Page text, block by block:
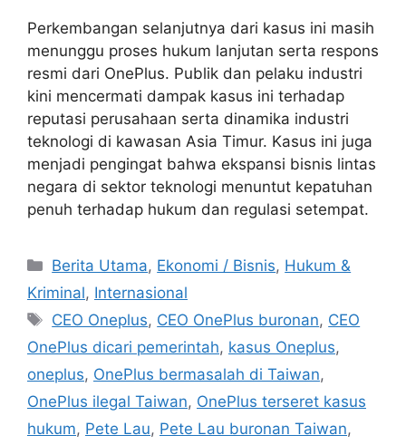
Perkembangan selanjutnya dari kasus ini masih
menunggu proses hukum lanjutan serta respons
resmi dari OnePlus. Publik dan pelaku industri
kini mencermati dampak kasus ini terhadap
reputasi perusahaan serta dinamika industri
teknologi di kawasan Asia Timur. Kasus ini juga
menjadi pengingat bahwa ekspansi bisnis lintas
negara di sektor teknologi menuntut kepatuhan
penuh terhadap hukum dan regulasi setempat.
C
e
g
o
r
Berita Utama, Ekonomi / Bisnis, Hukum &
Kriminal, Internasional
T
a
s
CEO Oneplus, CEO OnePlus buronan, CEO
OnePlus dicari pemerintah, kasus Oneplus,
oneplus, OnePlus bermasalah di Taiwan,
OnePlus ilegal Taiwan, OnePlus terseret kasus
hukum, Pete Lau, Pete Lau buronan Taiwan,